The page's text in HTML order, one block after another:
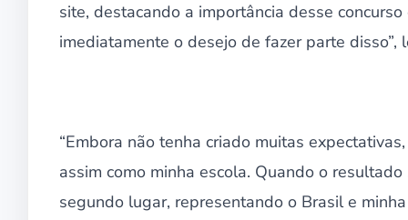
site, destacando a importância desse
imediatamente o desejo de fazer parte disso”,
“Embora não tenha criado muitas
assim como minha escola. Quando o
segundo lugar, representando o Brasil e